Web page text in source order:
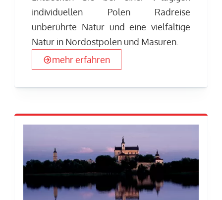
individuellen Polen Radreise
unberührte Natur und eine vielfältige
Natur in Nordostpolen und Masuren.
mehr erfahren